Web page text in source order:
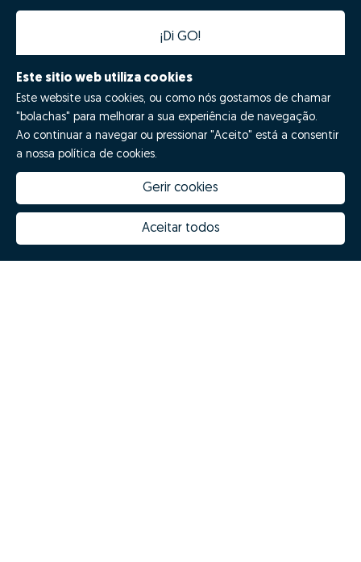
¡Di GO!
Porquê escolher a Zome
Inovação Zome
Hubs Zome
Este sitio web utiliza cookies
Este website usa cookies, ou como nós gostamos de chamar
"bolachas" para melhorar a sua experiência de navegação.
Ao continuar a navegar ou pressionar "Aceito" está a consentir
a nossa política de cookies.
Gerir cookies
Aceitar todos